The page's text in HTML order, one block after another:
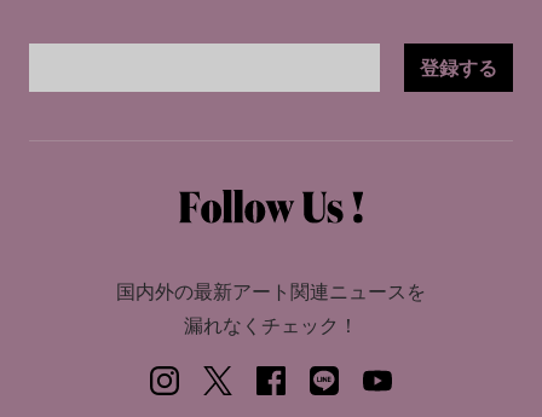
登録する
国内外の最新アート関連ニュースを
漏れなくチェック！